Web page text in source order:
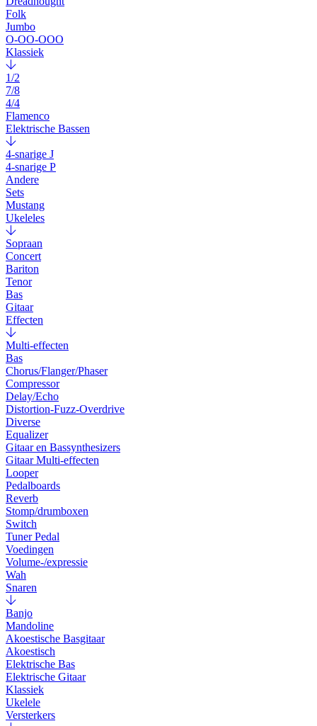
Folk
Jumbo
O-OO-OOO
Klassiek
1/2
7/8
4/4
Flamenco
Elektrische Bassen
4-snarige J
4-snarige P
Andere
Sets
Mustang
Ukeleles
Sopraan
Concert
Bariton
Tenor
Bas
Gitaar
Effecten
Multi-effecten
Bas
Chorus/Flanger/Phaser
Compressor
Delay/Echo
Distortion-Fuzz-Overdrive
Diverse
Equalizer
Gitaar en Bassynthesizers
Gitaar Multi-effecten
Looper
Pedalboards
Reverb
Stomp/drumboxen
Switch
Tuner Pedal
Voedingen
Volume-/expressie
Wah
Snaren
Banjo
Mandoline
Akoestische Basgitaar
Akoestisch
Elektrische Bas
Elektrische Gitaar
Klassiek
Ukelele
Versterkers